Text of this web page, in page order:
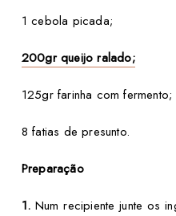
1 cebola picada;
200gr queijo ralado;
125gr farinha com fermento;
8 fatias de presunto.
Preparação
1. Num recipiente junte os